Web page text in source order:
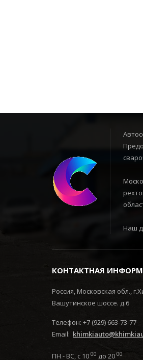
Наш
КОНТАКТНАЯ
Россия, Московская обл.,
Вашутинское шоссе. д.6
Телефон: +7 (929) 663-73-77
Email:
ПН - ВС, с 10 00 до 20 00